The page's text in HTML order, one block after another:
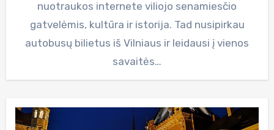
nuotraukos internete viliojo senamiesčio
gatvelėmis, kultūra ir istorija. Tad nusipirkau
autobusų bilietus iš Vilniaus ir leidausi į vienos
savaitės…